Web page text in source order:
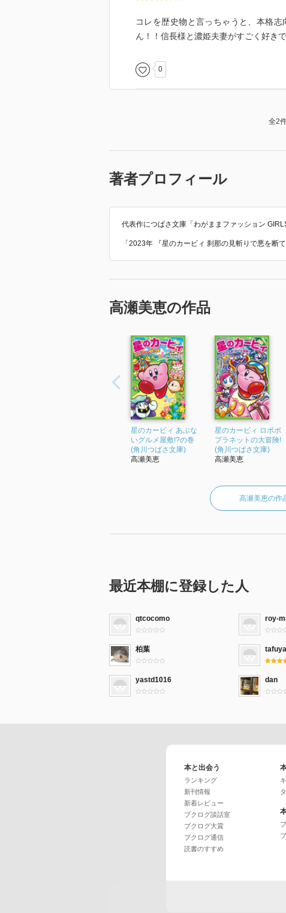
コレを歴史物と言っちゃうと、本格
ん！！信長様と濃姫夫妻がすごく好き
0
全2
著者プロフィール
代表作につばさ文庫「わがままファッション
「2023年 『星のカービィ 刹那の見斬りで悪を断
高瀬美恵の作品
星のカービィ あぶな
いグルメ屋敷!?の巻
(角川つばさ文庫)
高瀬美恵
星のカービィ ロボボ
プラネットの大冒険!
(角川つばさ文庫)
高瀬美恵
高瀬美恵の作
最近本棚に登録した人
qtcocomo roy-
柏葉
yastd1016 dan
本と出会う
ランキング
新刊情報
新着レビュー
ブクログ談話室
ブクログ大賞
ブクログ通信
読書のすすめ